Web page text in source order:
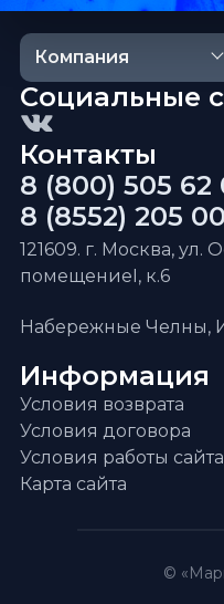
Компания
Информация
Условия возврата
Условия договора
Условия работы сайта
Карта сайта
Контакты
8 (800) 505 62
8 (8552) 205
121609. г. Москва, ул.
помещениеI, к.6
Набережные Челны,
Социальные
©